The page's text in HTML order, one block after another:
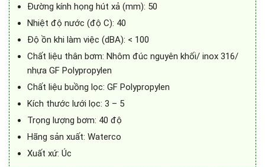
Đường kính họng hút xả (mm): 50
Nhiệt độ nước (độ C): 40
Độ ồn khi làm việc (dBA): < 100
Chất liệu thân bơm: Nhôm đúc nguyên khối/ inox 316/
nhựa GF Polypropylen
Chất liệu buồng lọc: GF Polypropylen
Kích thước lưới lọc: 3 – 5
Trọng lượng bơm: 40 độ
Hãng sản xuất: Waterco
Xuất xứ: Úc